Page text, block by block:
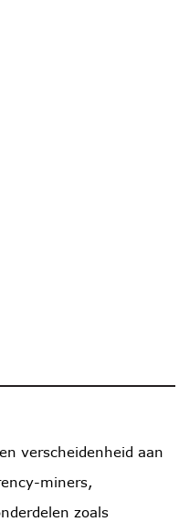
verscheidenheid aan
miners,
zoals